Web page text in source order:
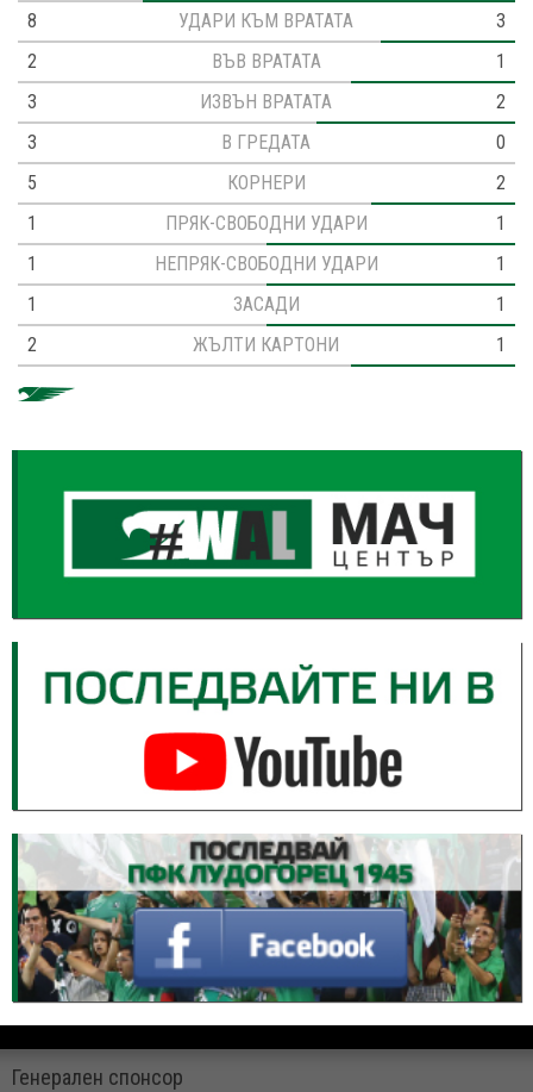
8
УДАРИ КЪМ ВРАТАТА
3
2
ВЪВ ВРАТАТА
1
3
ИЗВЪН ВРАТАТА
2
3
В ГРЕДАТА
0
5
КОРНЕРИ
2
1
ПРЯК-СВОБОДНИ УДАРИ
1
1
НЕПРЯК-СВОБОДНИ УДАРИ
1
1
ЗАСАДИ
1
2
ЖЪЛТИ КАРТОНИ 1
Генерален спонсор